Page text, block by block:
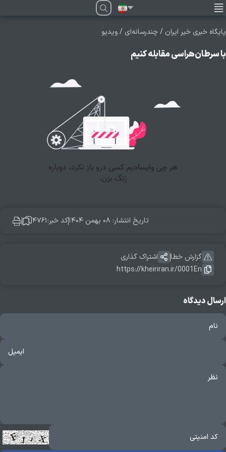
فارسی
پایگاه خبری خیر ایران /چندرسانه‌ای /ویدیو
با سرطان‌هراسی مقابله کنیم
تاریخ انتشار: ۰۸ بهمن ۱۴۰۴ کد خبر:۴۷۶۱
https://kheiriran.ir/0001En
گزارش خطا اشتراک گذاری
ارسال دیدگاه